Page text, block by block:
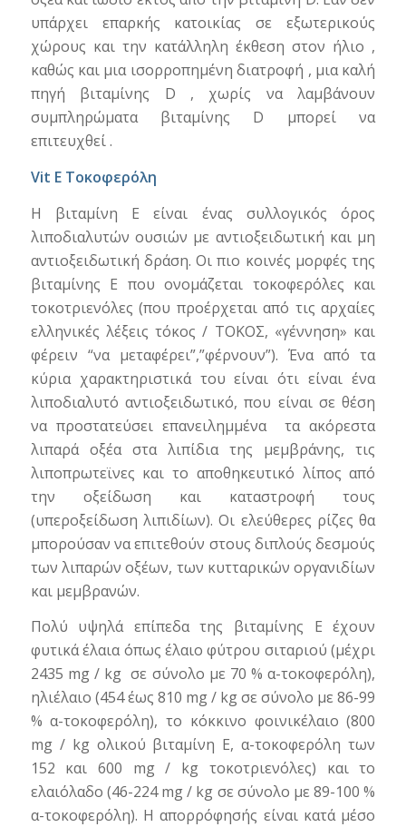
υπάρχει επαρκής κατοικίας σε εξωτερικούς
χώρους και την κατάλληλη έκθεση στον ήλιο ,
καθώς και μια ισορροπημένη διατροφή , μια καλή
πηγή βιταμίνης D , χωρίς να λαμβάνουν
συμπληρώματα βιταμίνης D μπορεί να
επιτευχθεί .
Vit E Τοκοφερόλη
Η βιταμίνη Ε είναι ένας συλλογικός όρος
λιποδιαλυτών ουσιών με αντιοξειδωτική και μη
αντιοξειδωτική δράση. Οι πιο κοινές μορφές της
βιταμίνης Ε που ονομάζεται τοκοφερόλες και
τοκοτριενόλες (που προέρχεται από τις αρχαίες
ελληνικές λέξεις τόκος / ΤΟΚΟΣ, «γέννηση» και
φέρειν “να μεταφέρει”,”φέρνουν”). Ένα από τα
κύρια χαρακτηριστικά του είναι ότι είναι ένα
λιποδιαλυτό αντιοξειδωτικό, που είναι σε θέση
να προστατεύσει επανειλημμένα τα ακόρεστα
λιπαρά οξέα στα λιπίδια της μεμβράνης, τις
λιποπρωτεϊνες και το αποθηκευτικό λίπος από
την οξείδωση και καταστροφή τους
(υπεροξείδωση λιπιδίων). Οι ελεύθερες ρίζες θα
μπορούσαν να επιτεθούν στους διπλούς δεσμούς
των λιπαρών οξέων, των κυτταρικών οργανιδίων
και μεμβρανών.
Πολύ υψηλά επίπεδα της βιταμίνης Ε έχουν
φυτικά έλαια όπως έλαιο φύτρου σιταριού (μέχρι
2435 mg / kg σε σύνολο με 70 % α-τοκοφερόλη),
ηλιέλαιο (454 έως 810 mg / kg σε σύνολο με 86-99
% α-τοκοφερόλη), το κόκκινο φοινικέλαιο (800
mg / kg ολικού βιταμίνη Ε, α-τοκοφερόλη των
152 και 600 mg / kg τοκοτριενόλες) και το
ελαιόλαδο (46-224 mg / kg σε σύνολο με 89-100 %
α-τοκοφερόλη). Η απορρόφησής είναι κατά μέσο